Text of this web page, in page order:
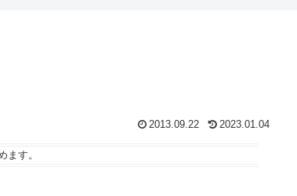
2013.09.22 2023.01.04
ます。